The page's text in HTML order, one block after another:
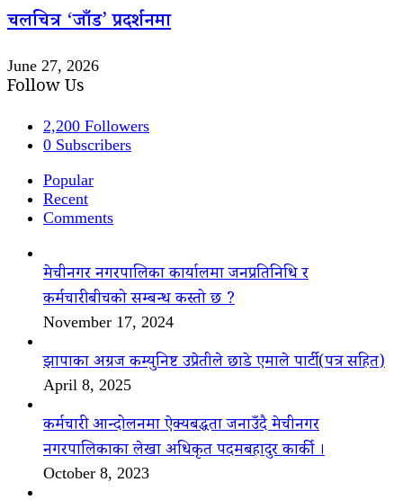
चलचित्र ‘जाँड’ प्रदर्शनमा
June 27, 2026
Follow Us
2,200 Followers
0 Subscribers
Popular
Recent
Comments
मेचीनगर नगरपालिका कार्यालमा जनप्रतिनिधि र
कर्मचारीबीचको सम्बन्ध कस्तो छ ?
November 17, 2024
झापाका अग्रज कम्युनिष्ट उप्रेतीले छाडे एमाले पार्टी(पत्र सहित)
April 8, 2025
कर्मचारी आन्दोलनमा ऐक्यबद्धता जनाउँदै मेचीनगर
नगरपालिकाका लेखा अधिकृत पदमबहादुर कार्की ।
October 8, 2023